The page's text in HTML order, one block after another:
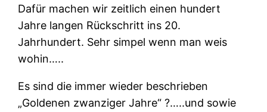
Dafür machen wir zeitlich einen hundert
Jahre langen Rückschritt ins 20.
Jahrhundert. Sehr simpel wenn man weis
wohin…..
Es sind die immer wieder beschrieben
„Goldenen zwanziger Jahre“ ?…..und sowie